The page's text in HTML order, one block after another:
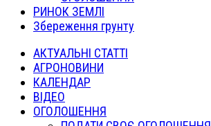
РИНОК ЗЕМЛІ
Збереження грунту
АКТУАЛЬНІ СТАТТІ
АГРОНОВИНИ
КАЛЕНДАР
ВІДЕО
ОГОЛОШЕННЯ